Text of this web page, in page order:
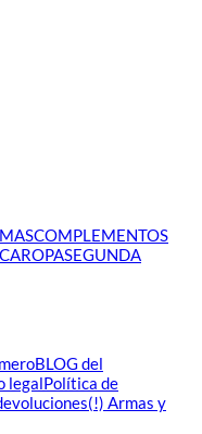
COMPLEMENTOS
ROPASEGUNDA
BLOG del
legalPolítica de
(!) Armas y